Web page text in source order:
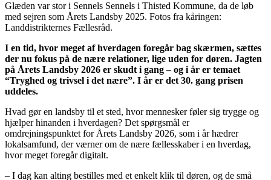
Glæden var stor i Sennels Sennels i Thisted Kommune, da de løb
med sejren som Årets Landsby 2025. Fotos fra kåringen:
Landdistrikternes Fællesråd.
I en tid, hvor meget af hverdagen foregår bag skærmen, sættes
der nu fokus på de nære relationer, lige uden for døren. Jagten
på Årets Landsby 2026 er skudt i gang – og i år er temaet
“Tryghed og trivsel i det nære”. I år er det 30. gang prisen
uddeles.
Hvad gør en landsby til et sted, hvor mennesker føler sig trygge og
hjælper hinanden i hverdagen? Det spørgsmål er
omdrejningspunktet for Årets Landsby 2026, som i år hædrer
lokalsamfund, der værner om de nære fællesskaber i en hverdag,
hvor meget foregår digitalt.
– I dag kan alting bestilles med et enkelt klik til døren, og de små